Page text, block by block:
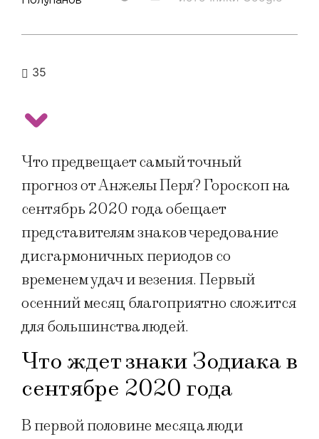
35
Что предвещает самый точный
прогноз от Анжелы Перл? Гороскоп на
сентябрь 2020 года обещает
представителям знаков чередование
дисгармоничных периодов со
временем удач и везения. Первый
осенний месяц благоприятно сложится
для большинства людей.
Что ждет знаки Зодиака в
сентябре 2020 года
В первой половине месяца люди